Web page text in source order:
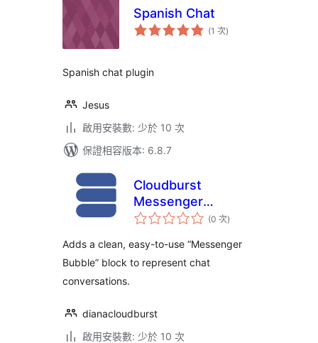
Spanish Chat
(1 次評
分)
Spanish chat plugin
Jesus
啟用安裝數: 少於 10 次
保證相容版本: 6.8.7
Cloudburst
Messenger
Bubbles
(0 次評
分
數
)
Adds a clean, easy-to-use “Messenger
Bubble” block to represent chat
conversations.
dianacloudburst
啟用安裝數: 少於 10 次